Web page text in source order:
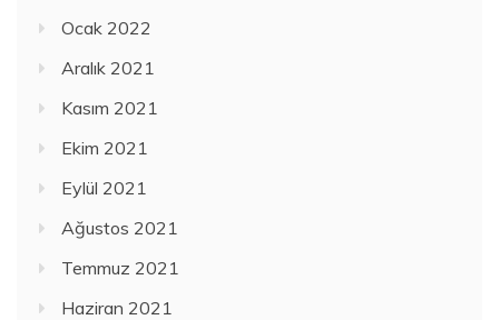
Ocak 2022
Aralık 2021
Kasım 2021
Ekim 2021
Eylül 2021
Ağustos 2021
Temmuz 2021
Haziran 2021